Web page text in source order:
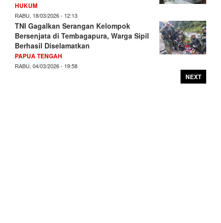
HUKUM
RABU, 18/03/2026 - 12:13
TNI Gagalkan Serangan Kelompok
Bersenjata di Tembagapura, Warga Sipil
Berhasil Diselamatkan
PAPUA TENGAH
RABU, 04/03/2026 - 19:58
NEXT